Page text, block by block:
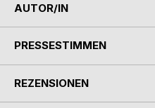
AUTOR/IN
PRESSESTIMMEN
REZENSIONEN